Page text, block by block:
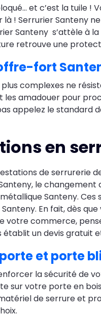
et c’est la tuile !
! Serrurier Santeny
Santeny s’attèle
retrouve une
fort
complexes ne
amadouer pour
appelez le
en
de serrurerie
le changement
Santeny.
En fait, dès
votre commerce,
établit un devis gratuit
et porte
la sécurité de
sur votre porte en
de serrure et